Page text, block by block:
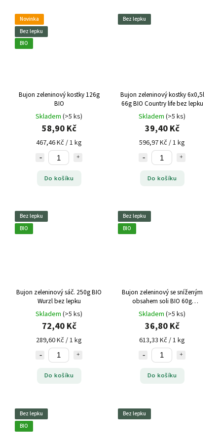
Novinka
Bez lepku
BIO
Bujon zeleninový kostky 126g
BIO
Skladem (>5 ks)
58,90 Kč
467,46 Kč / 1 kg
Do košíku
Bez lepku
Bujon zeleninový kostky 6x0,5l
66g BIO Country life bez lepku
Skladem (>5 ks)
39,40 Kč
596,97 Kč / 1 kg
Do košíku
Bez lepku
BIO
Bujon zeleninový sáč. 250g BIO
Wurzl bez lepku
Skladem (>5 ks)
72,40 Kč
289,60 Kč / 1 kg
Do košíku
Bez lepku
BIO
Bujon zeleninový se sníženým
obsahem soli BIO 60g
Zangrando bez lepku
zeleninový bujón, nízký obsah
soli, bez lepku
Skladem (>5 ks)
36,80 Kč
613,33 Kč / 1 kg
Do košíku
Bez lepku
BIO
Bez lepku